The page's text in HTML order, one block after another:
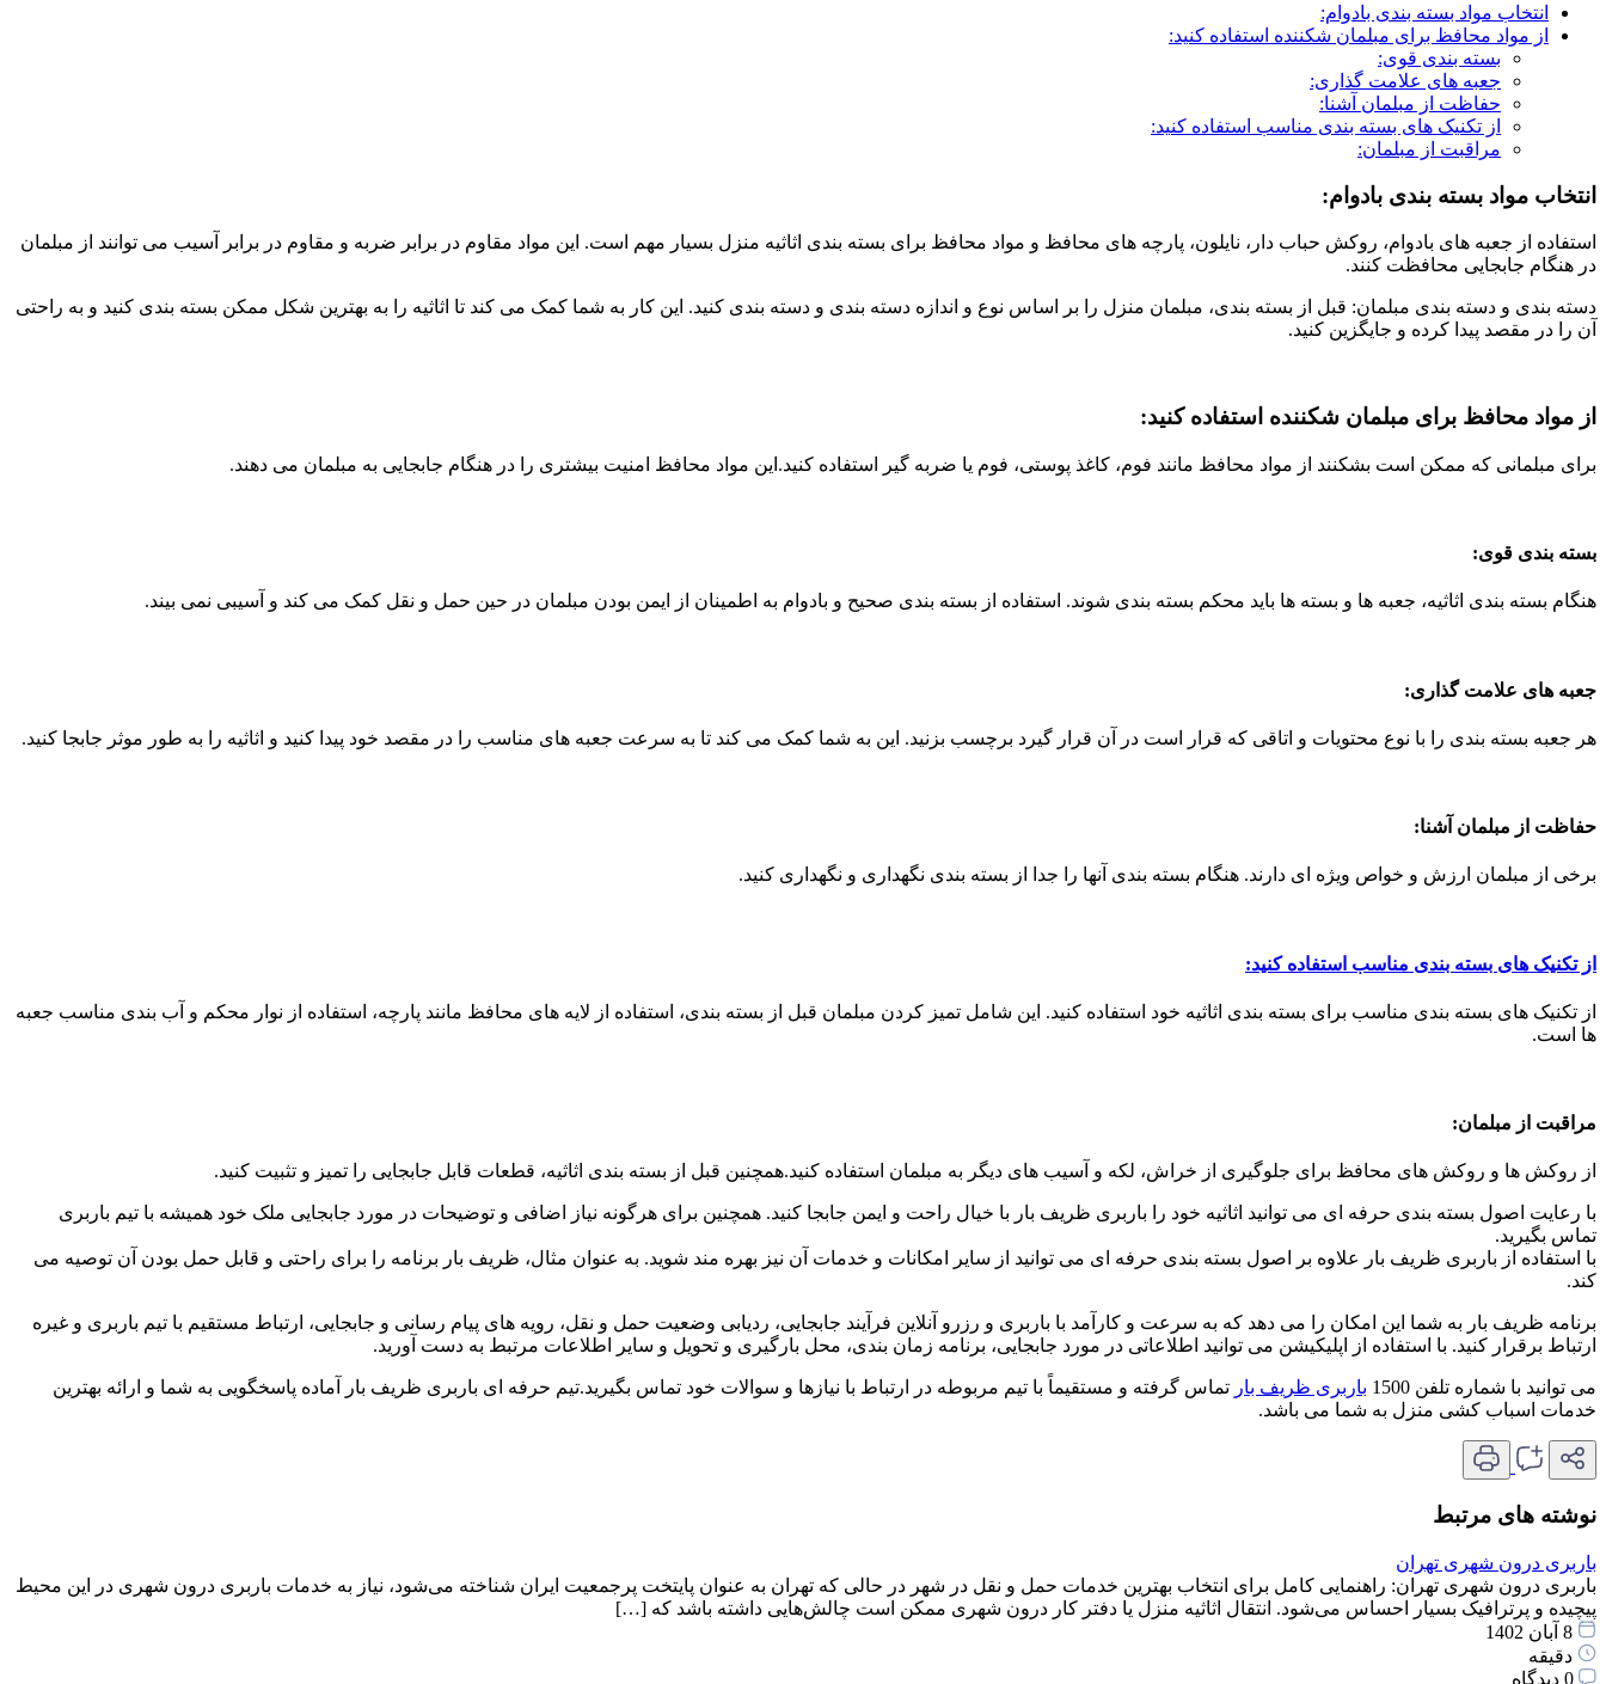
انتخاب مواد بسته بندی بادوام:
از مواد محافظ برای مبلمان شکننده استفاده کنید:
بسته بندی قوی:
جعبه های علامت گذاری:
حفاظت از مبلمان آشنا:
از تکنیک های بسته بندی مناسب استفاده کنید:
مراقبت از مبلمان:
انتخاب مواد بسته بندی بادوام:
استفاده از جعبه های بادوام، روکش حباب دار، نایلون، پارچه های محافظ و مواد محافظ برای بسته بندی اثاثیه منزل بسیار مهم است. این مواد مقاوم در برابر ضربه و مقاوم در برابر آسیب می توانند از مبلمان
در هنگام جابجایی محافظت کنند.
دسته بندی و دسته بندی مبلمان: قبل از بسته بندی، مبلمان منزل را بر اساس نوع و اندازه دسته بندی و دسته بندی کنید. این کار به شما کمک می کند تا اثاثیه را به بهترین شکل ممکن بسته بندی کنید و به راحتی
آن را در مقصد پیدا کرده و جایگزین کنید.
از مواد محافظ برای مبلمان شکننده استفاده کنید:
برای مبلمانی که ممکن است بشکنند از مواد محافظ مانند فوم، کاغذ پوستی، فوم یا ضربه گیر استفاده کنید.این مواد محافظ امنیت بیشتری را در هنگام جابجایی به مبلمان می دهند.
بسته بندی قوی:
هنگام بسته بندی اثاثیه، جعبه ها و بسته ها باید محکم بسته بندی شوند. استفاده از بسته بندی صحیح و بادوام به اطمینان از ایمن بودن مبلمان در حین حمل و نقل کمک می کند و آسیبی نمی بیند.
جعبه های علامت گذاری:
هر جعبه بسته بندی را با نوع محتویات و اتاقی که قرار است در آن قرار گیرد برچسب بزنید. این به شما کمک می کند تا به سرعت جعبه های مناسب را در مقصد خود پیدا کنید و اثاثیه را به طور موثر جابجا کنید.
حفاظت از مبلمان آشنا:
برخی از مبلمان ارزش و خواص ویژه ای دارند. هنگام بسته بندی آنها را جدا از بسته بندی نگهداری و نگهداری کنید.
از تکنیک های بسته بندی مناسب استفاده کنید:
از تکنیک های بسته بندی مناسب برای بسته بندی اثاثیه خود استفاده کنید. این شامل تمیز کردن مبلمان قبل از بسته بندی، استفاده از لایه های محافظ مانند پارچه، استفاده از نوار محکم و آب بندی مناسب جعبه
ها است.
مراقبت از مبلمان:
از روکش ها و روکش های محافظ برای جلوگیری از خراش، لکه و آسیب های دیگر به مبلمان استفاده کنید.همچنین قبل از بسته بندی اثاثیه، قطعات قابل جابجایی را تمیز و تثبیت کنید.
با رعایت اصول بسته بندی حرفه ای می توانید اثاثیه خود را باربری ظریف بار با خیال راحت و ایمن جابجا کنید. همچنین برای هرگونه نیاز اضافی و توضیحات در مورد جابجایی ملک خود همیشه با تیم باربری
تماس بگیرید.
با استفاده از باربری ظریف بار علاوه بر اصول بسته بندی حرفه ای می توانید از سایر امکانات و خدمات آن نیز بهره مند شوید. به عنوان مثال، ظریف بار برنامه را برای راحتی و قابل حمل بودن آن توصیه می
کند.
برنامه ظریف بار به شما این امکان را می دهد که به سرعت و کارآمد با باربری و رزرو آنلاین فرآیند جابجایی، ردیابی وضعیت حمل و نقل، رویه های پیام رسانی و جابجایی، ارتباط مستقیم با تیم باربری و غیره
ارتباط برقرار کنید. با استفاده از اپلیکیشن می توانید اطلاعاتی در مورد جابجایی، برنامه زمان بندی، محل بارگیری و تحویل و سایر اطلاعات مرتبط به دست آورید.
می توانید با شماره تلفن 1500 باربری ظریف بار تماس گرفته و مستقیماً با تیم مربوطه در ارتباط با نیازها و سوالات خود تماس بگیرید.تیم حرفه ای باربری ظریف بار آماده پاسخگویی به شما و ارائه بهترین
خدمات اسباب کشی منزل به شما می باشد.
نوشته های مرتبط
باربری درون شهری تهران
باربری درون شهری تهران: راهنمایی کامل برای انتخاب بهترین خدمات حمل و نقل در شهر در حالی که تهران به عنوان پایتخت پرجمعیت ایران شناخته می‌شود، نیاز به خدمات باربری درون شهری در این محیط
پیچیده و پرترافیک بسیار احساس می‌شود. انتقال اثاثیه منزل یا دفتر کار درون شهری ممکن است چالش‌هایی داشته باشد که […]
8 آبان 1402
دقیقه
0 دیدگاه